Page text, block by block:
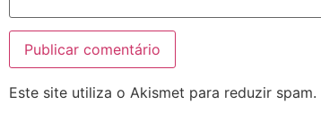
Este site utiliza o Akismet para reduzir spam.